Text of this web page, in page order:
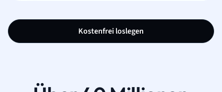
Kostenfrei loslegen